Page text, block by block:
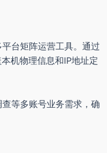
台矩阵运营工具。通过
机物理信息和IP地址定
等多账号业务需求，确